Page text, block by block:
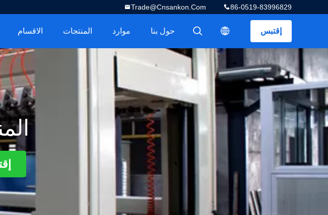
86-0519-83996829
Trade@cnsankon.com
إقتبس
描述
描述
الاقسام المنتجات موارد حول بنا